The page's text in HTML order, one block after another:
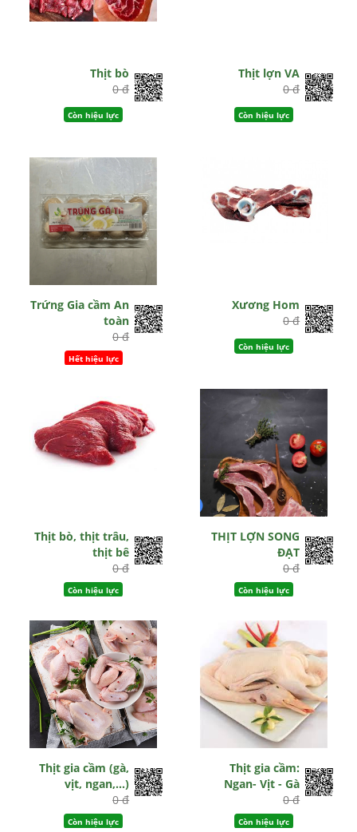
Thịt bò
0 đ
Còn hiệu lực
Thịt lợn VA
0 đ
Còn hiệu lực
Trứng Gia cầm An
toàn
0 đ
Hết hiệu lực
Xương Hom
0 đ
Còn hiệu lực
Thịt bò, thịt trâu,
thịt bê
0 đ
Còn hiệu lực
THỊT LỢN SONG
ĐẠT
0 đ
Còn hiệu lực
Thịt gia cầm (gà,
vịt, ngan,...)
0 đ
Còn hiệu lực
Thịt gia cầm:
Ngan- Vịt - Gà
0 đ
Còn hiệu lực